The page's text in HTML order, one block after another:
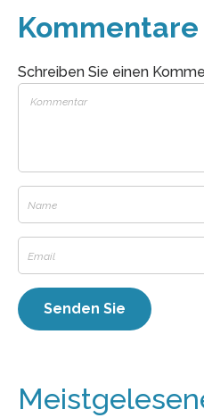
Kommentare
Schreiben Sie einen